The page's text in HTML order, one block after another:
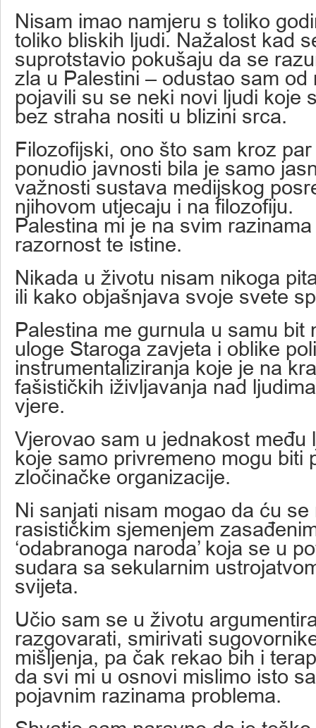
Nisam imao namjeru s toliko
toliko bliskih ljudi. Nažalost kad
suprotstavio pokušaju da se
zla u Palestini – odustao sam od
pojavili su se neki novi ljudi koje
bez straha nositi u blizini srca.
Filozofijski, ono što sam kroz
ponudio javnosti bila je samo
važnosti sustava medijskog
njihovom utjecaju i na filozofiju.
Palestina mi je na svim
razornost te istine.
Nikada u životu nisam nikoga
ili kako objašnjava svoje svete
Palestina me gurnula u samu bit
uloge Staroga zavjeta i oblike
instrumentaliziranja koje je na
fašističkih iživljavanja nad
vjere.
Vjerovao sam u jednakost među
koje samo privremeno mogu biti
zločinačke organizacije.
Ni sanjati nisam mogao da ću se
rasističkim sjemenjem
‘odabranoga naroda’ koja se u
sudara sa sekularnim
svijeta.
Učio sam se u životu
razgovarati, smirivati
mišljenja, pa čak rekao bih i
da svi mi u osnovi mislimo isto
pojavnim razinama problema.